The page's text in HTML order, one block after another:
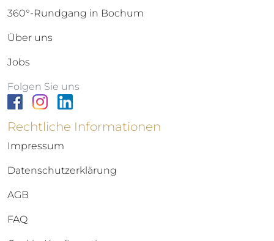
360°-Rundgang in Bochum
Über uns
Jobs
Folgen Sie uns
Rechtliche Informationen
Impressum
Datenschutzerklärung
AGB
FAQ